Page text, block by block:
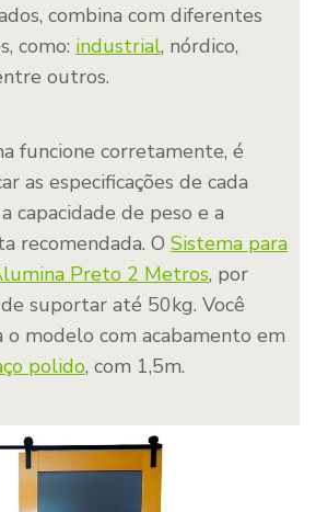
combina com diferentes
como: industrial, nórdico,
outros.
funcione corretamente, é
as especificações de cada
capacidade de peso e a
recomendada. O Sistema para
Preto 2 Metros, por
suportar até 50kg. Você
modelo com acabamento em
polido, com 1,5m.